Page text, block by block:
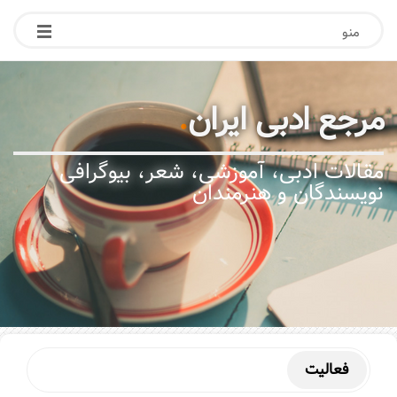
منو
مرجع ادبی ایران.
مقالات ادبی، آموزشی، شعر، بیوگرافی
نویسندگان و هنرمندان
فعاليت